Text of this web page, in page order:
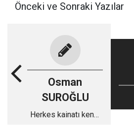
Önceki ve Sonraki Yazılar
Osman
SUROĞLU
Herkes kainatı kendi